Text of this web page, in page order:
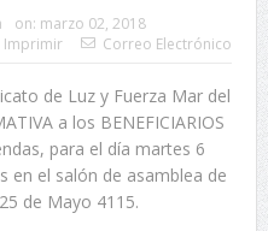
on: marzo 02, 2018
Imprimir Correo Electrónico
de Luz y Fuerza Mar del
a los BENEFICIARIOS
para el día martes 6
en el salón de asamblea de
de Mayo 4115.